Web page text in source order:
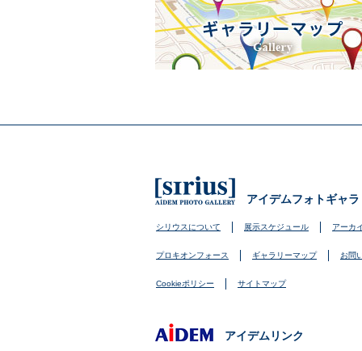
アイデムフォトギャ
シリウスについて 展示スケジュール アーカ
プロキオンフォース ギャラリーマップ お問
Cookieポリシー サイトマップ
アイデムリンク